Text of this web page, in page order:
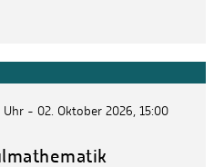
- 02. Oktober 2026, 15:00